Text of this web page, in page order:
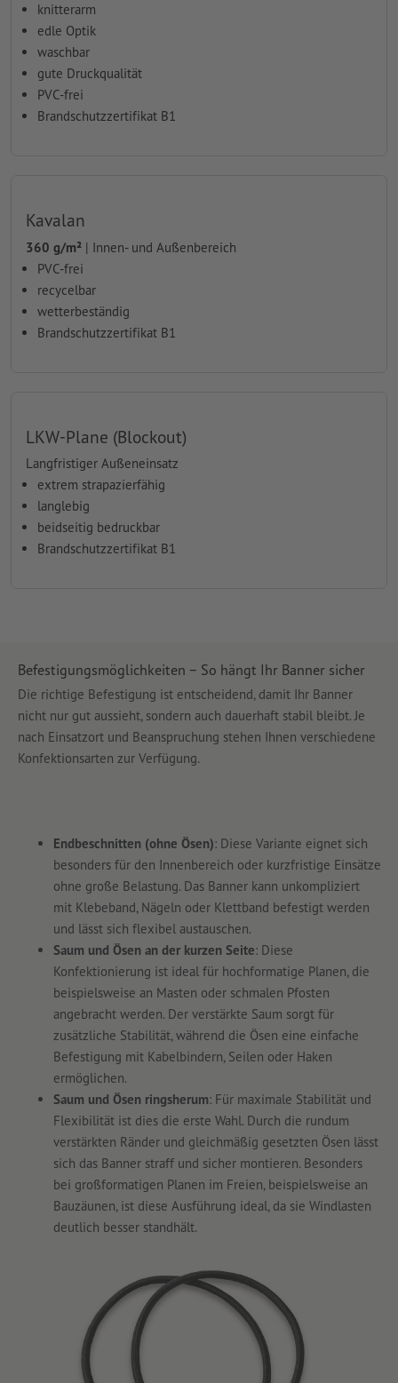
knitterarm
edle Optik
waschbar
gute Druckqualität
PVC-frei
Brandschutzzertifikat B1
Kavalan
360 g/m² | Innen- und Außenbereich
PVC-frei
recycelbar
wetterbeständig
Brandschutzzertifikat B1
LKW-Plane (Blockout)
Langfristiger Außeneinsatz
extrem strapazierfähig
langlebig
beidseitig bedruckbar
Brandschutzzertifikat B1
Befestigungsmöglichkeiten – So hängt Ihr Banner sicher
Die richtige Befestigung ist entscheidend, damit Ihr Banner
nicht nur gut aussieht, sondern auch dauerhaft stabil bleibt. Je
nach Einsatzort und Beanspruchung stehen Ihnen verschiedene
Konfektionsarten zur Verfügung.
Endbeschnitten (ohne Ösen): Diese Variante eignet sich
besonders für den Innenbereich oder kurzfristige Einsätze
ohne große Belastung. Das Banner kann unkompliziert
mit Klebeband, Nägeln oder Klettband befestigt werden
und lässt sich flexibel austauschen.
Saum und Ösen an der kurzen Seite: Diese
Konfektionierung ist ideal für hochformatige Planen, die
beispielsweise an Masten oder schmalen Pfosten
angebracht werden. Der verstärkte Saum sorgt für
zusätzliche Stabilität, während die Ösen eine einfache
Befestigung mit Kabelbindern, Seilen oder Haken
ermöglichen.
Saum und Ösen ringsherum: Für maximale Stabilität und
Flexibilität ist dies die erste Wahl. Durch die rundum
verstärkten Ränder und gleichmäßig gesetzten Ösen lässt
sich das Banner straff und sicher montieren. Besonders
bei großformatigen Planen im Freien, beispielsweise an
Bauzäunen, ist diese Ausführung ideal, da sie Windlasten
deutlich besser standhält.